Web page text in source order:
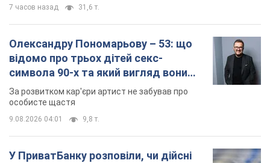
7 часов назад 31,6 т.
Олександру Пономарьову – 53: що
відомо про трьох дітей секс-
символа 90-х та який вигляд вони
мають
За розвитком кар'єри артист не забував про
особисте щастя
9.08.2026 04:01 9,8 т.
У ПриватБанку розповіли, чи дійсні